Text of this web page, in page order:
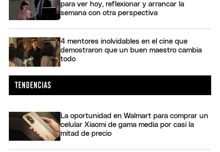
para ver hoy, reflexionar y arrancar la
semana con otra perspectiva
4 mentores inolvidables en el cine que
demostraron que un buen maestro cambia
todo
La oportunidad en Walmart para comprar un
celular Xiaomi de gama media por casi la
mitad de precio